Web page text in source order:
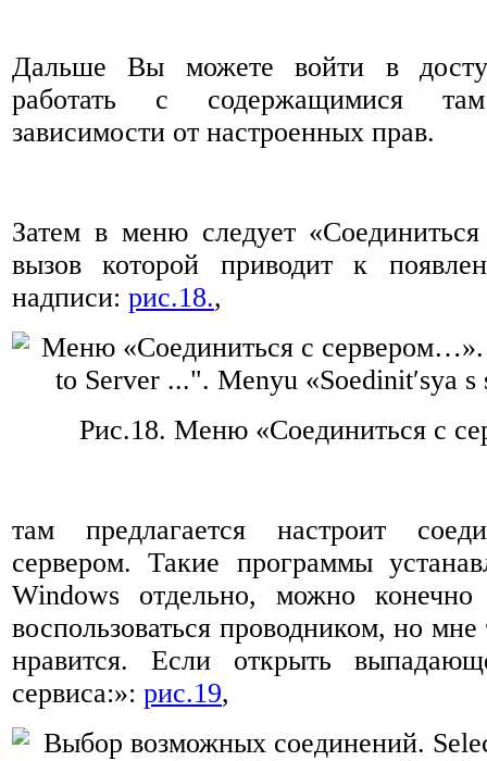
Дальше Вы можете войти в
работать с содержащимися
зависимости от настроенных прав.
Затем в меню следует
вызов которой приводит к
надписи: рис.18.,
Рис.18. Меню «Соединиться с
там предлагается настроит
сервером. Такие программы
Windows отдельно, можно
воспользоваться проводником, но
нравится. Если открыть
сервиса:»: рис.19,